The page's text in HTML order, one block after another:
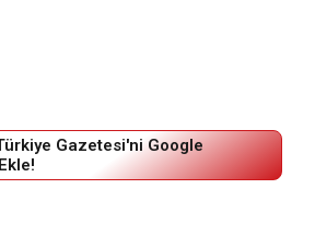
Gazetesi'ni Google